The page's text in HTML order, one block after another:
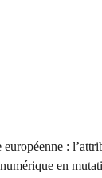
:
en